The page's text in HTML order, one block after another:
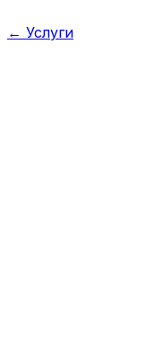
← Услуги